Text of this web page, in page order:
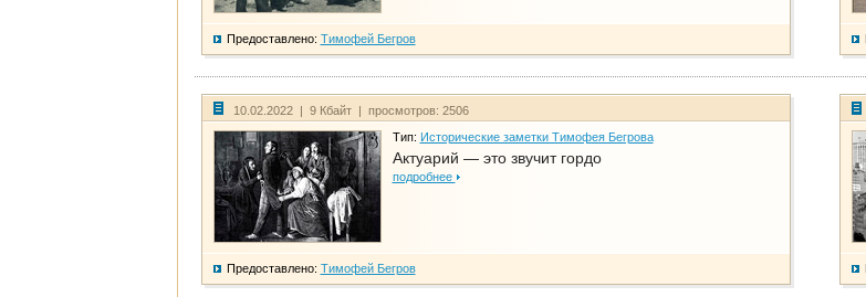
Предоставлено: Тимофей Бегров
10.02.2022 | 9 Кбайт | просмотров: 2506
Тип: Исторические заметки Тимофея Бегрова
Актуарий — это звучит гордо
подробнее
Предоставлено: Тимофей Бегров